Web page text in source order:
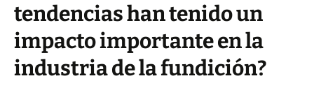
tendencias han tenido un
impacto importante en la
industria de la fundición?